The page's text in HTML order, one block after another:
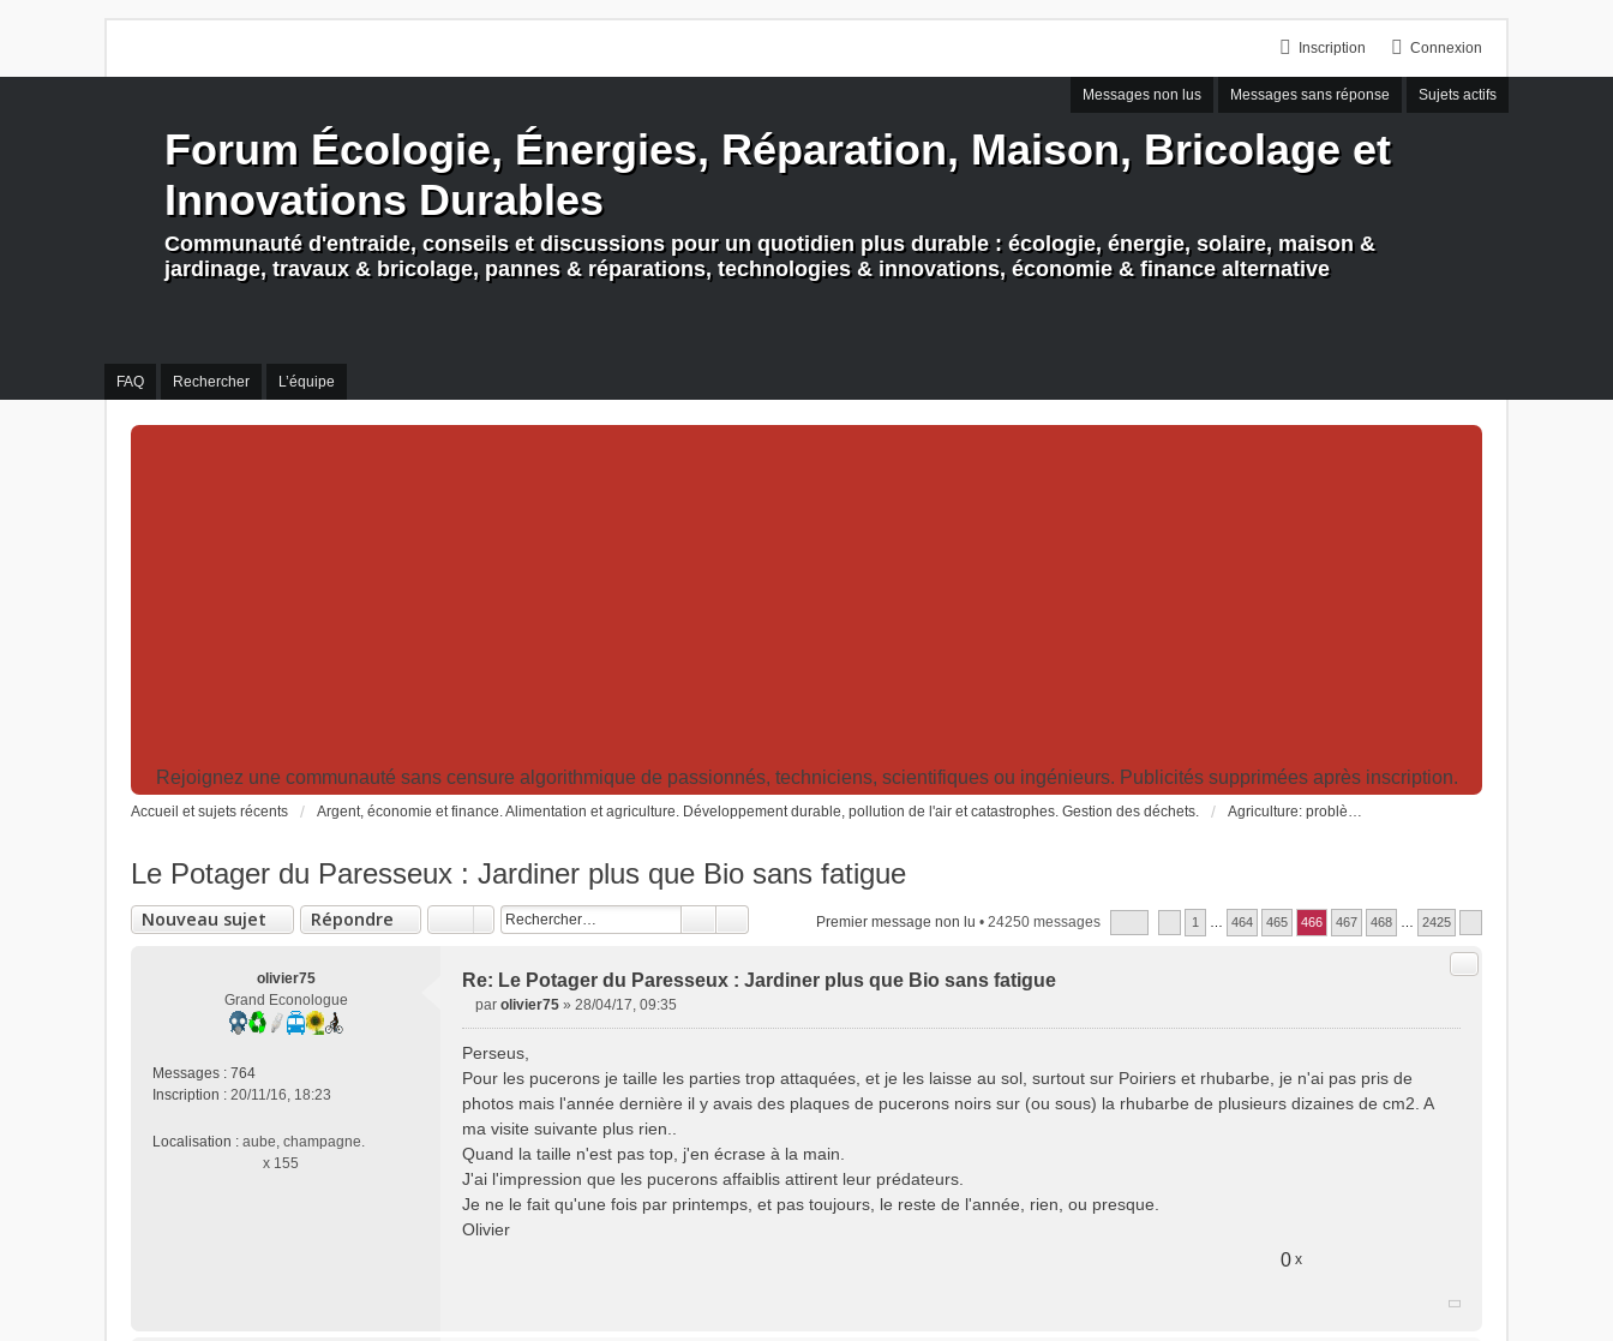
Connexion
Inscription
Messages non lus Messages sans réponse Sujets actifs
FAQ Rechercher L’équipe
Forum Écologie, Énergies, Réparation, Maison, Bricolage et
Innovations Durables
Communauté d'entraide, conseils et discussions pour un quotidien plus durable : écologie, énergie, solaire, maison &
jardinage, travaux & bricolage, pannes & réparations, technologies & innovations, économie & finance alternative
Rejoignez une communauté sans censure algorithmique de passionnés, techniciens, scientifiques ou ingénieurs. Publicités supprimées après inscription.
Accueil et sujets récents Argent, économie et finance. Alimentation et agriculture. Développement durable, pollution de l'air et catastrophes. Gestion des déchets. Agriculture: problèmes et pollutions, nouvelles techniques et solutions
Le Potager du Paresseux : Jardiner plus que Bio sans fatigue
Nouveau sujet Répondre Premier message non lu • 24250 messages 1 464 465 466 467 468 2425
olivier75
Grand Econologue
Messages : 764
Inscription : 20/11/16, 18:23
Localisation : aube, champagne.
x 155
Re: Le Potager du Paresseux : Jardiner plus que Bio sans fatigue
Citer
s
s
a
g
e
n
l
par olivier75 » 28/04/17, 09:35
Perseus,
Pour les pucerons je taille les parties trop attaquées, et je les laisse au sol, surtout sur Poiriers et rhubarbe, je n'ai pas pris de
photos mais l'année dernière il y avais des plaques de pucerons noirs sur (ou sous) la rhubarbe de plusieurs dizaines de cm2. A
ma visite suivante plus rien..
Quand la taille n'est pas top, j'en écrase à la main.
J'ai l'impression que les pucerons affaiblis attirent leur prédateurs.
Je ne le fait qu'une fois par printemps, et pas toujours, le reste de l'année, rien, ou presque.
Olivier
0 x